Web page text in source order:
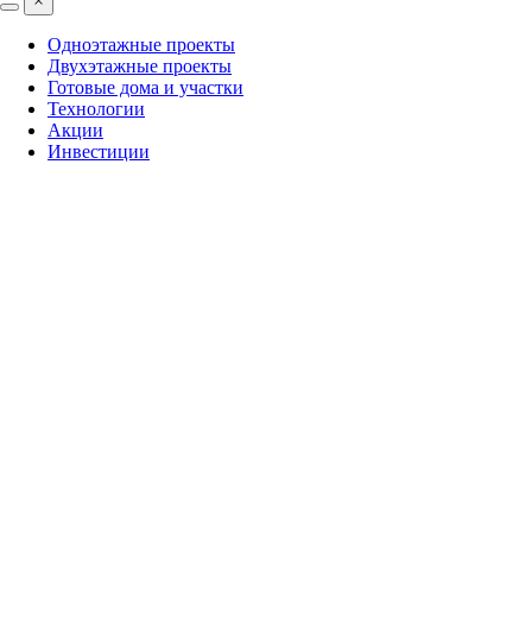
Одноэтажные проекты
Двухэтажные проекты
Готовые дома и участки
Технологии
Акции
Инвестиции